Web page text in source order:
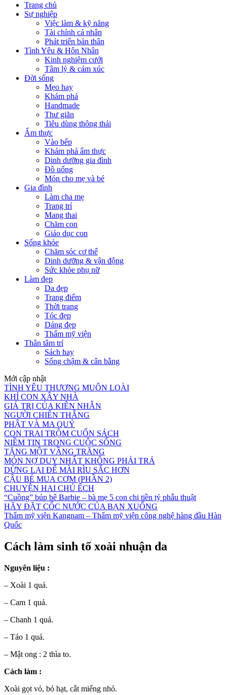
Trang chủ
Sự nghiệp
Việc làm & kỹ năng
Tài chính cá nhân
Phát triển bản thân
Tình Yêu & Hôn Nhân
Kinh nghiệm cưới
Tâm lý & cảm xúc
Đời sống
Mẹo hay
Khám phá
Handmade
Thư giãn
Tiêu dùng thông thái
Ẩm thực
Vào bếp
Khám phá ẩm thực
Dinh dưỡng gia đình
Đồ uống
Món cho mẹ và bé
Gia đình
Làm cha mẹ
Trang trí
Mang thai
Chăm con
Giáo dục con
Sống khỏe
Chăm sóc cơ thể
Dinh dưỡng & vận động
Sức khỏe phụ nữ
Làm đẹp
Da đẹp
Trang điểm
Thời trang
Tóc đẹp
Dáng đẹp
Thẩm mỹ viện
Thân tâm trí
Sách hay
Sống chậm & cân bằng
Mới cập nhật
TÌNH YÊU THƯƠNG MUÔN LOÀI
KHỈ CON XÂY NHÀ
GIÁ TRỊ CỦA KIÊN NHẪN
NGƯỜI CHIẾN THẮNG
PHẬT VÀ MA QUỶ
CON TRAI TRỘM CUỐN SÁCH
NIỀM TIN TRONG CUỘC SỐNG
TẶNG MỘT VẦNG TRĂNG
MÓN NỢ DUY NHẤT KHÔNG PHẢI TRẢ
DỪNG LẠI ĐỂ MÀI RÌU SẮC HƠN
CẬU BÉ MUA CƠM (PHẦN 2)
CHUYỆN HAI CHÚ ẾCH
“Cuồng” búp bê Barbie – bà mẹ 5 con chi tiền tỷ phẫu thuật
HÃY ĐẶT CỐC NƯỚC CỦA BẠN XUỐNG
Thẩm mỹ viện Kangnam – Thẩm mỹ viện công nghệ hàng đầu Hàn
Quốc
Cách làm sinh tố xoài nhuận da
Nguyên liệu :
– Xoài 1 quả.
– Cam 1 quả.
– Chanh 1 quả.
– Táo 1 quả.
– Mật ong : 2 thìa to.
Cách làm :
Xoài gọt vỏ, bỏ hạt, cắt miếng nhỏ.